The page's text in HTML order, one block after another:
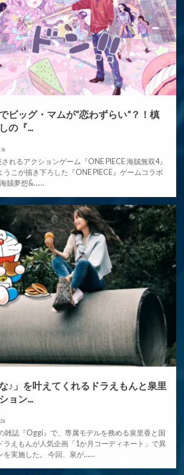
ビッグ・マムが“恋わずらい”？！槙
の『...
れるアクションゲーム『ONE PIECE 海賊無双4』
こが描き下ろした『ONE PIECE』ゲームコラボ
賊夢想&……
♪」を叶えてくれるドラえもんと泉里
ョン...
雑誌『Oggi』で、専属モデルを務める泉里香と国
ラえもんが人気企画「1か月コーディネート」で異
を実施した。 今回、泉が……